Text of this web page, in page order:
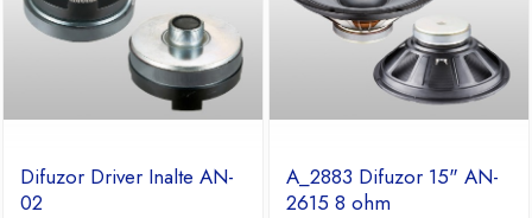
Difuzor Driver Inalte AN-
02
A_2883 Difuzor 15" AN-
2615 8 ohm